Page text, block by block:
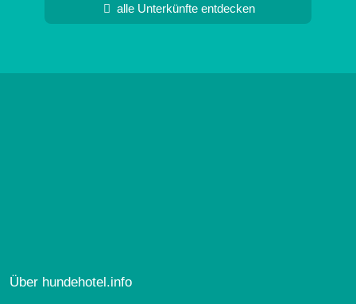
alle Unterkünfte entdecken
Über hundehotel.info